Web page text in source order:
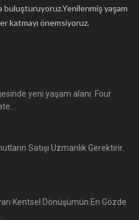
buluşturuyoruz.Yenilenmiş yaşam
katmayı önemsiyoruz.
yeni yaşam alanı: Four
Satışı Uzmanlık Gerektirir.
Kentsel Dönüşümün En Gözde